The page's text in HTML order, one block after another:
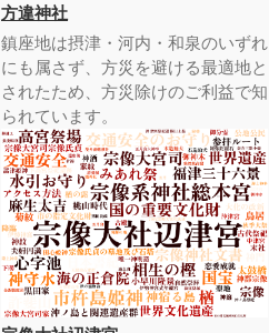
方違神社
鎮座地は摂津・河内・和泉のいずれ
にも属さず、方災を避ける最適地と
されたため、方災除けのご利益で知
られています。